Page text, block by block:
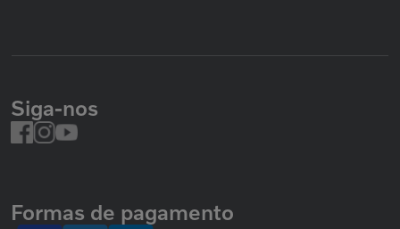
Siga-nos
Formas de pagamento